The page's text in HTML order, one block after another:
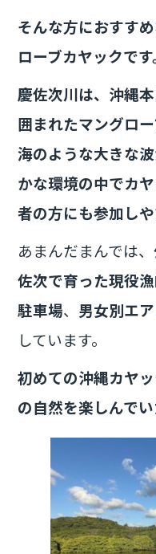
そんな方におすす
ローブカヤックです
慶佐次川は、沖縄
囲まれたマングロー
海のような大きな
かな環境の中でカ
者の方にも参加し
あまんだまんでは、
佐次で育った現役
駐車場、 男女別エ
しています。
初めての沖縄カヤ
の自然を楽しんでい